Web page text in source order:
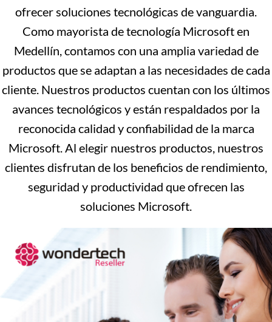
ofrecer soluciones tecnológicas de vanguardia.
Como mayorista de tecnología Microsoft en
Medellín, contamos con una amplia variedad de
productos que se adaptan a las necesidades de cada
cliente. Nuestros productos cuentan con los últimos
avances tecnológicos y están respaldados por la
reconocida calidad y confiabilidad de la marca
Microsoft. Al elegir nuestros productos, nuestros
clientes disfrutan de los beneficios de rendimiento,
seguridad y productividad que ofrecen las
soluciones Microsoft.